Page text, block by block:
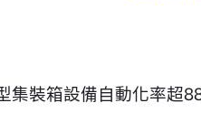
集裝箱設備自動化率超